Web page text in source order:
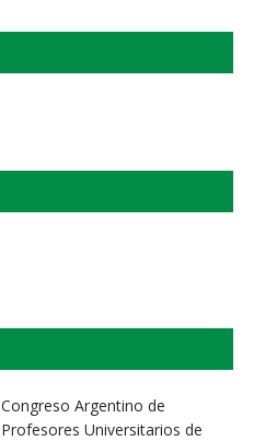
Congreso Argentino de
Profesores Universitarios de